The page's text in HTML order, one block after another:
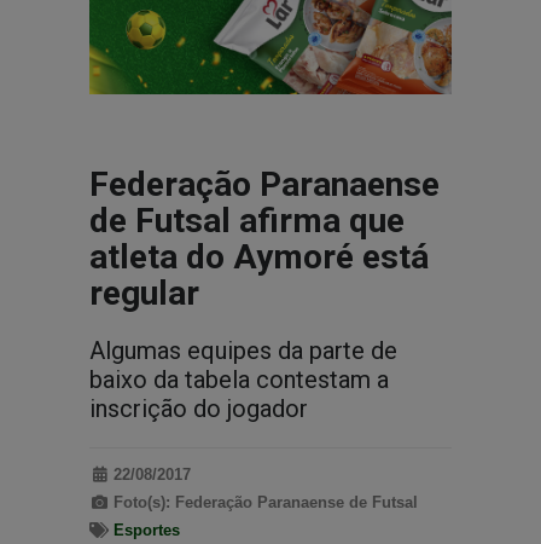
Federação Paranaense
de Futsal afirma que
atleta do Aymoré está
regular
Algumas equipes da parte de
baixo da tabela contestam a
inscrição do jogador
22/08/2017
Foto(s): Federação Paranaense de Futsal
Esportes